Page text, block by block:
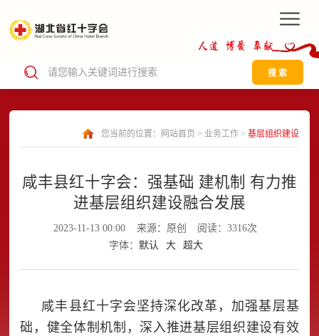
搜 索
您当前的位置： 网站首页 > 业务工作> 基层组织建设
咸丰县红十字会：强基础 建机制 有力推
进基层组织建设融合发展
2023-11-13 00:00 来源：原创
阅读：3316次
字体： 默认 大 超大
咸丰县红十字会坚持深化改革，加强基层基
础，健全体制机制，深入推进基层组织建设有效